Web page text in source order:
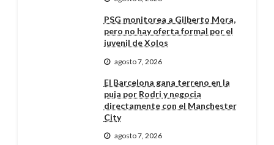
PSG monitorea a Gilberto Mora,
pero no hay oferta formal por el
juvenil de Xolos
agosto 7, 2026
El Barcelona gana terreno en la
puja por Rodri y negocia
directamente con el Manchester
City
agosto 7, 2026